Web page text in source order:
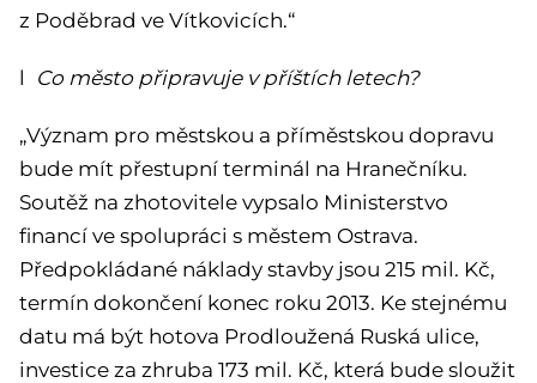
z Poděbrad ve Vítkovicích.“
l Co město připravuje v příštích letech?
„Význam pro městskou a příměstskou dopravu
bude mít přestupní terminál na Hranečníku.
Soutěž na zhotovitele vypsalo Ministerstvo
financí ve spolupráci s městem Ostrava.
Předpokládané náklady stavby jsou 215 mil. Kč,
termín dokončení konec roku 2013. Ke stejnému
datu má být hotova Prodloužená Ruská ulice,
investice za zhruba 173 mil. Kč, která bude sloužit